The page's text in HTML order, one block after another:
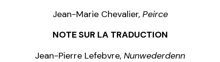
Jean-Marie Chevalier, Peirce
NOTE SUR LA TRADUCTION
Jean-Pierre Lefebvre, Nunwederdenn